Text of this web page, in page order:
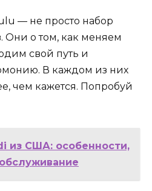
— не просто набор
Они о том, как меняем
свой путь и
В каждом из них
чем кажется. Попробуй
из США: особенности,